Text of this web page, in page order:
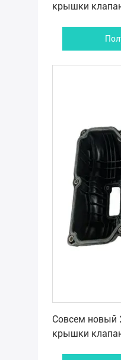
крышки
Совсем новый
крышки